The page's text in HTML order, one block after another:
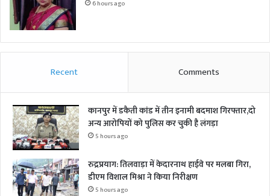
6 hours ago
Recent Comments
कानपुर में डकैती कांड में तीन इनामी बदमाश गिरफ्तार,दो
अन्य आरोपियों को पुलिस कर चुकी है लंगड़ा
5 hours ago
रुद्रप्रयाग: तिलवाड़ा में केदारनाथ हाईवे पर मलबा गिरा,
डीएम विशाल मिश्रा ने किया निरीक्षण
5 hours ago